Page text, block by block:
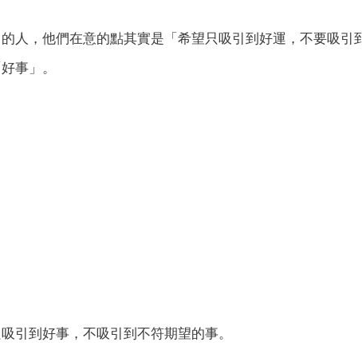
人，他們在意的點其實是「希望只吸引到好運，不要吸引
事」。
引到好事，不吸引到不符期望的事。